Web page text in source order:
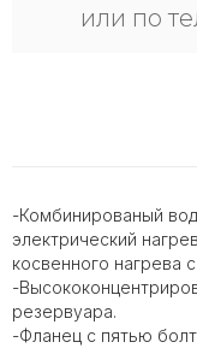
или по
-Комбинированый
электрический
косвенного нагрева
-
резервуара.
-Фланец с пятью